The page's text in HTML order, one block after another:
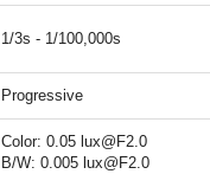
1/3s - 1/100,000s
Progressive
Color: 0.05 lux@F2.0
B/W: 0.005 lux@F2.0